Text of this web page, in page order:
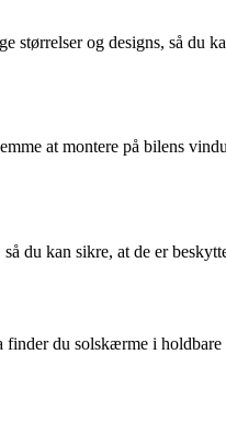
og designs, så du
at montere på bilens
du kan sikre, at de er
du solskærme i holdbare